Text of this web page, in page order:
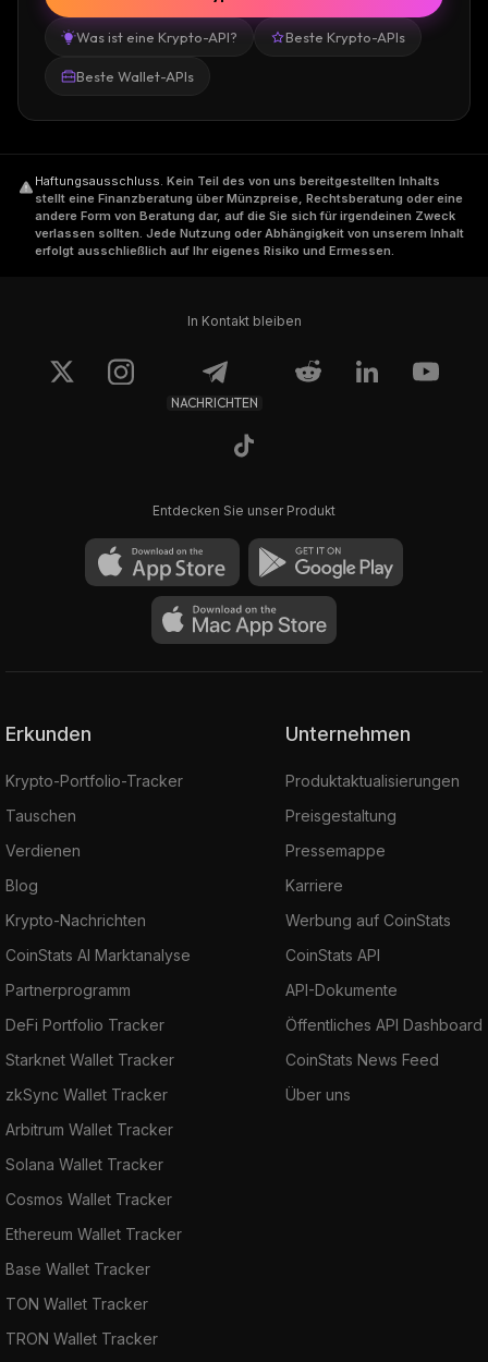
Was ist eine Krypto-API? Beste Krypto-APIs
Beste Wallet-APIs
Haftungsausschluss. Kein Teil des von uns bereitgestellten Inhalts
stellt eine Finanzberatung über Münzpreise, Rechtsberatung oder eine
andere Form von Beratung dar, auf die Sie sich für irgendeinen Zweck
verlassen sollten. Jede Nutzung oder Abhängigkeit von unserem Inhalt
erfolgt ausschließlich auf Ihr eigenes Risiko und Ermessen.
In Kontakt bleiben
NACHRICHTEN
Entdecken Sie unser Produkt
Erkunden
Krypto-Portfolio-Tracker
Tauschen
Verdienen
Blog
Krypto-Nachrichten
CoinStats AI Marktanalyse
Partnerprogramm
DeFi Portfolio Tracker
Starknet Wallet Tracker
zkSync Wallet Tracker
Arbitrum Wallet Tracker
Solana Wallet Tracker
Cosmos Wallet Tracker
Ethereum Wallet Tracker
Base Wallet Tracker
TON Wallet Tracker
TRON Wallet Tracker
Unternehmen
Produktaktualisierungen
Preisgestaltung
Pressemappe
Karriere
Werbung auf CoinStats
CoinStats API
API-Dokumente
Öffentliches API Dashboard
CoinStats News Feed
Über uns